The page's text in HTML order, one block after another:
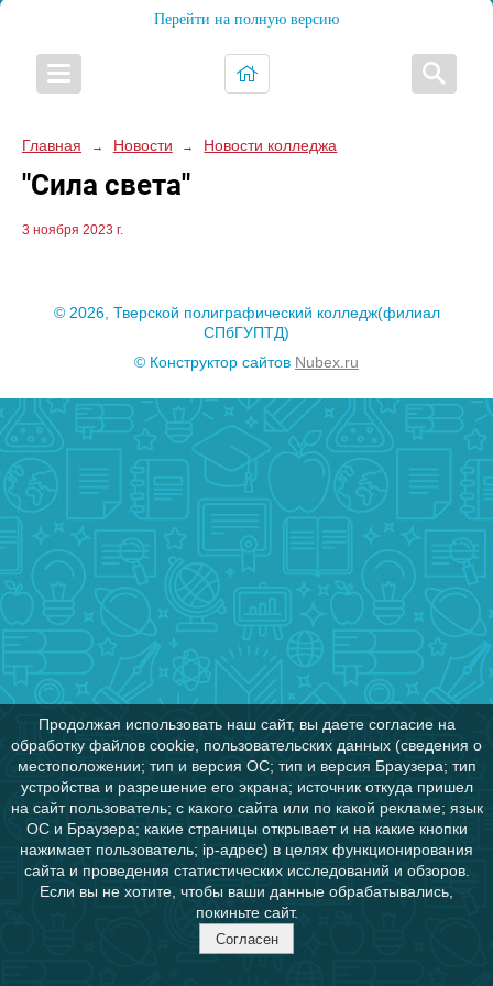
Перейти на полную версию
Главная → Новости → Новости колледжа
"Сила света"
3 ноября 2023 г.
© 2026, Тверской полиграфический колледж(филиал
СПбГУПТД)
© Конструктор сайтов Nubex.ru
Продолжая использовать наш сайт, вы даете согласие на
обработку файлов cookie, пользовательских данных (сведения о
местоположении; тип и версия ОС; тип и версия Браузера; тип
устройства и разрешение его экрана; источник откуда пришел
на сайт пользователь; с какого сайта или по какой рекламе; язык
ОС и Браузера; какие страницы открывает и на какие кнопки
нажимает пользователь; ip-адрес) в целях функционирования
сайта и проведения статистических исследований и обзоров.
Если вы не хотите, чтобы ваши данные обрабатывались,
покиньте сайт.
Согласен